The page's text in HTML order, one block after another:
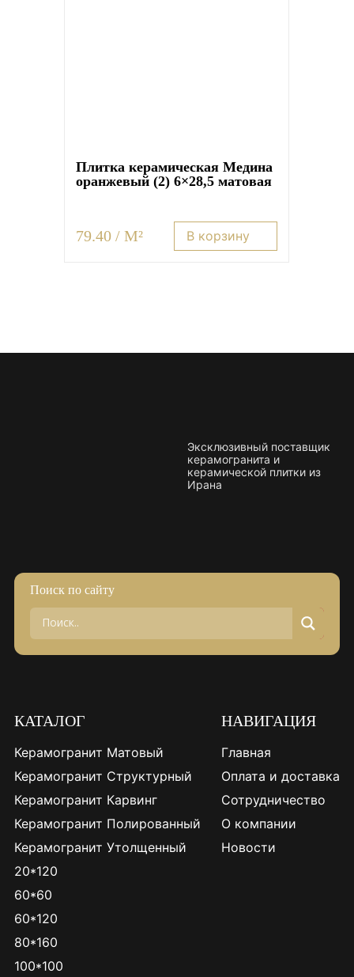
Плитка керамическая Медина
оранжевый (2) 6×28,5 матовая
79.40 / M² В корзину
Эксклюзивный поставщик
керамогранита и
керамической плитки из
Ирана
Поиск по сайту
КАТАЛОГ
Керамогранит Матовый
Керамогранит Структурный
Керамогранит Карвинг
Керамогранит Полированный
Керамогранит Утолщенный
20*120
60*60
60*120
80*160
100*100
НАВИГАЦИЯ
Главная
Оплата и доставка
Сотрудничество
О компании
Новости